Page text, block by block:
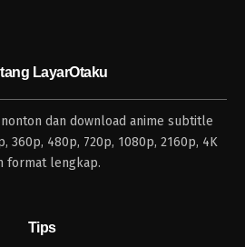
LayarOtaku
dan download anime subtitle
360p, 480p, 720p, 1080p, 2160p, 4K
format lengkap.
Tips